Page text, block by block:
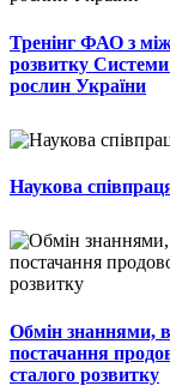
Тренінг ФАО з
розвитку Системи
рослин України
Наукова
Обмін знаннями,
постачання
сталого розвитку